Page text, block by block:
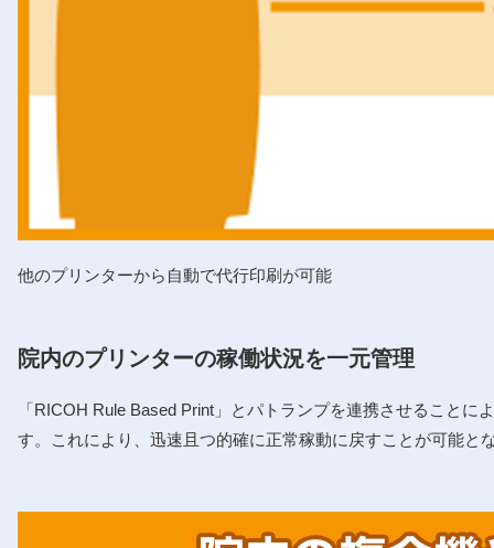
他のプリンターから自動で代行印刷が可能
院内のプリンターの稼働状況を一元管理
「RICOH Rule Based Print」とパトランプを連携させること
す。 これにより、迅速且つ的確に正常稼動に戻すことが可能と